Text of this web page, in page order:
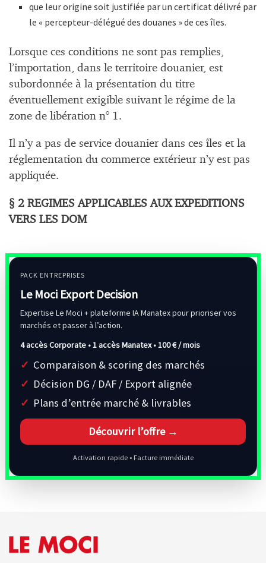
que leur origine soit justifiée par un certificat délivré par
le « percepteur-délégué des douanes » de ces îles.
Lorsque ces conditions ne sont pas remplies,
l’importation, dans le territoire douanier, est
subordonnée à la présentation du titre
éventuellement exigible suivant le régime de la
zone de libération n° 1.
Il n’y a pas de service douanier dans ces îles et la
réglementation du commerce extérieur n’y est pas
appliquée.
§ 2 REGIMES APPLICABLES AUX EXPEDITIONS
VERS LES DOM
PACK ENTREPRISES
Le Moci Export Decision
Expertise Le Moci + plateforme IA Manatex pour prioriser vos
marchés et passer à l’action.
4 accès Corporate • 1 accès Manatex •100 € / mois
Comparaison & scoring des marchés
Décision DG / DAF / Export alignée
Plans d’entrée marché & livrables
Découvrir l’offre →
Activation rapide • Facture immédiate